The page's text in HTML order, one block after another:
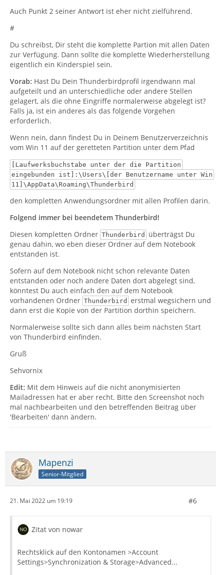
Auch Punkt 2 seiner Antwort ist eher nicht zielführend.
#
Du schreibst, Dir steht die komplette Partion mit allen Daten
zur Verfügung. Dann sollte die komplette Wiederherstellung
eigentlich ein Kinderspiel sein.
Vorab: Hast Du Dein Thunderbirdprofil irgendwann mal
aufgeteilt und an unterschiedliche oder andere Stellen
gelagert, als die ohne Eingriffe normalerweise abgelegt ist?
Falls ja, ist ein anderes als das folgende Vorgehen
erforderlich.
Wenn nein, dann findest Du in Deinem Benutzerverzeichnis
vom Win 11 auf der geretteten Partition unter dem Pfad
[Laufwerksbuchstabe unter der die Partition
eingebunden ist]:\Users\[der Benutzername unter Win
11]\AppData\Roaming\Thunderbird
den kompletten Anwendungsordner mit allen Profilen darin.
Folgend immer bei beendetem Thunderbird!
Diesen kompletten Ordner Thunderbird
überträgst Du
genau dahin, wo eben dieser Ordner auf dem Notebook
entstanden ist.
Sofern auf dem Notebook nicht schon relevante Daten
entstanden oder noch andere Daten dort abgelegt sind,
könntest Du auch einfach den auf dem Notebook
vorhandenen Ordner Thunderbird erstmal wegsichern und
dann erst die Kopie von der Partition dorthin speichern.
Normalerweise sollte sich dann alles beim nächsten Start
von Thunderbird einfinden.
Gruß
Sehvornix
Edit: Mit dem Hinweis auf die nicht anonymisierten
Mailadressen hat er aber recht. Bitte den Screenshot noch
mal nachbearbeiten und den betreffenden Beitrag über
'Bearbeiten' dann ändern.
Mapenzi
Senior-Mitglied
21. Mai 2022 um 19:19 #6
Zitat von nowar
Rechtsklick auf den Kontonamen >Account
Settings>Synchronization & Storage>Advanced...